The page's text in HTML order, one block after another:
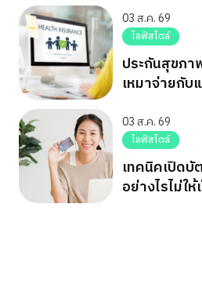
03 ส.ค. 69
ไลฟ์สไตล์
ประกันสุขภา
เหมาจ่ายกั
03 ส.ค. 69
ไลฟ์สไตล์
เทคนิคเปิดบั
อย่างไรไม่ใ